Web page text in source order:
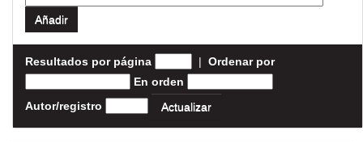
Resultados por página | Ordenar por
En orden
Autor/registro